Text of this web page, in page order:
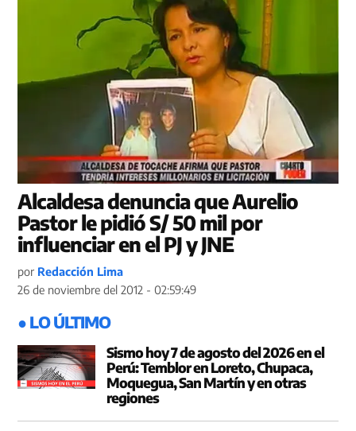
Alcaldesa denuncia que Aurelio
Pastor le pidió S/ 50 mil por
influenciar en el PJ y JNE
por Redacción Lima
26 de noviembre del 2012 - 02:59:49
● LO ÚLTIMO
Sismo hoy 7 de agosto del 2026 en el
Perú: Temblor en Loreto, Chupaca,
Moquegua, San Martín y en otras
regiones